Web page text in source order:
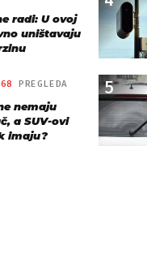
radi: U ovoj
uništavaju
5
PREGLEDA
nemaju
a SUV-ovi
imaju?